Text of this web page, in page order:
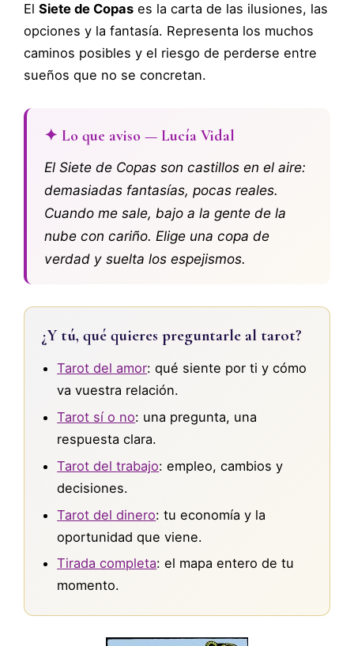
El Siete de Copas es la carta de las ilusiones, las
opciones y la fantasía. Representa los muchos
caminos posibles y el riesgo de perderse entre
sueños que no se concretan.
✦ Lo que aviso — Lucía Vidal
El Siete de Copas son castillos en el aire:
demasiadas fantasías, pocas reales.
Cuando me sale, bajo a la gente de la
nube con cariño. Elige una copa de
verdad y suelta los espejismos.
¿Y tú, qué quieres preguntarle al tarot?
Tarot del amor: qué siente por ti y cómo
va vuestra relación.
Tarot sí o no: una pregunta, una
respuesta clara.
Tarot del trabajo: empleo, cambios y
decisiones.
Tarot del dinero: tu economía y la
oportunidad que viene.
Tirada completa: el mapa entero de tu
momento.